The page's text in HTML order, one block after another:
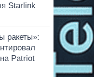
Starlink
ракеты»:
Patriot